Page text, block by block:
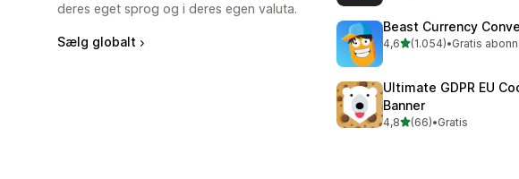
deres eget sprog og i deres egen valuta.
Sælg globalt
Beast Currency
4,6ud af 5 stjerner
(1.054)
1054 anmeldelser i alt
•
Ultimate GDPR EU
Banner
4,8ud af 5 stjerner
(66)
66 anmeldelser i alt
•Gratis